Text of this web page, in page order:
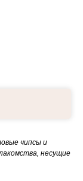
чипсы и
несущие